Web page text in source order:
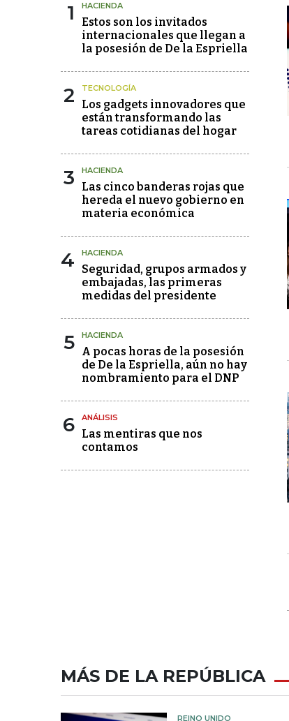
1 HACIENDA
Estos son los invitados
internacionales que llegan a
la posesión de De la Espriella
2 TECNOLOGÍA
Los gadgets innovadores que
están transformando las
tareas cotidianas del hogar
3 HACIENDA
Las cinco banderas rojas que
hereda el nuevo gobierno en
materia económica
4 HACIENDA
Seguridad, grupos armados y
embajadas, las primeras
medidas del presidente
5 HACIENDA
A pocas horas de la posesión
de De la Espriella, aún no hay
nombramiento para el DNP
6 ANÁLISIS
Las mentiras que nos
contamos
MÁS DE LA REPÚBLICA
REINO UNIDO